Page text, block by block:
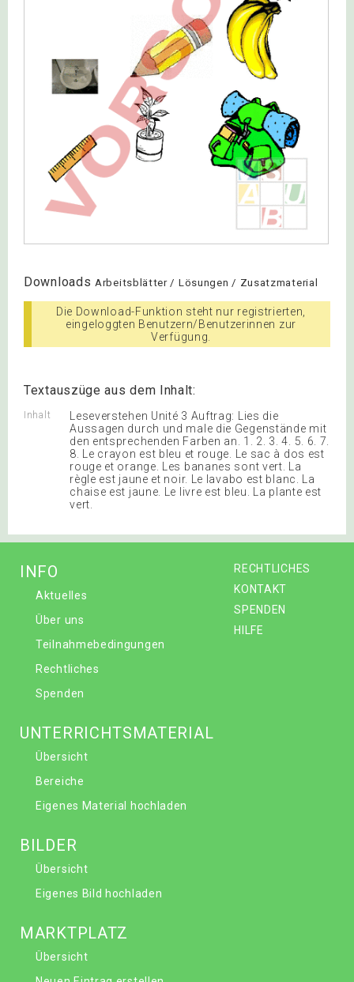
Downloads Arbeitsblätter / Lösungen / Zusatzmaterial
Die Download-Funktion steht nur registrierten,
eingeloggten Benutzern/Benutzerinnen zur
Verfügung.
Textauszüge aus dem Inhalt:
Inhalt
Leseverstehen Unité 3 Auftrag: Lies die
Aussagen durch und male die Gegenstände mit
den entsprechenden Farben an. 1. 2. 3. 4. 5. 6. 7.
8. Le crayon est bleu et rouge. Le sac à dos est
rouge et orange. Les bananes sont vert. La
règle est jaune et noir. Le lavabo est blanc. La
chaise est jaune. Le livre est bleu. La plante est
vert.
RECHTLICHES
KONTAKT
SPENDEN
HILFE
INFO
Aktuelles
Über uns
Teilnahmebedingungen
Rechtliches
Spenden
UNTERRICHTSMATERIAL
Übersicht
Bereiche
Eigenes Material hochladen
BILDER
Übersicht
Eigenes Bild hochladen
MARKTPLATZ
Übersicht